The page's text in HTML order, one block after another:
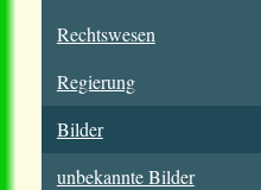
Rechtswesen
Regierung
Bilder
unbekannte Bilder